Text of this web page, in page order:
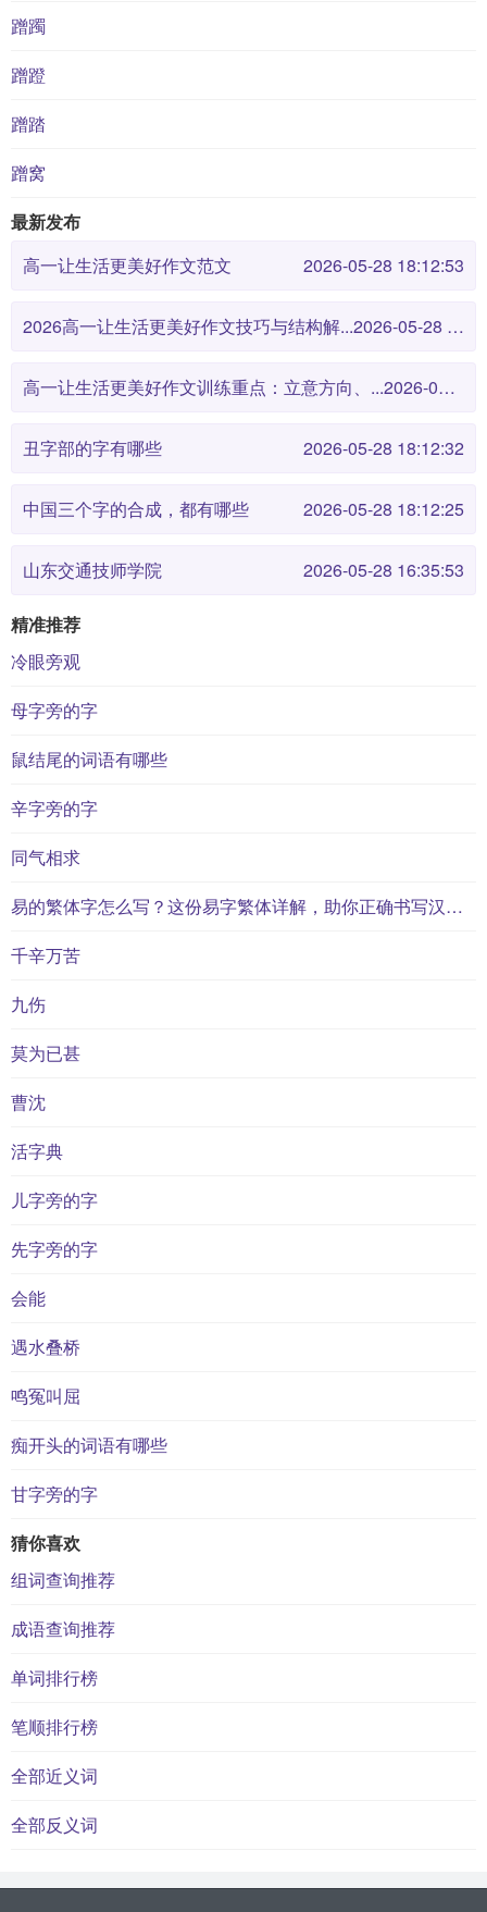
蹭躅
蹭蹬
蹭踏
蹭窝
最新发布
高一让生活更美好作文范文
2026-05-28 18:12:53
2026高一让生活更美好作文技巧与结构解... 2026-05-28 18:12:46
高一让生活更美好作文训练重点：立意方向、... 2026-05-28 18:12:38
丑字部的字有哪些 2026-05-28 18:12:32
中国三个字的合成，都有哪些 2026-05-28 18:12:25
山东交通技师学院 2026-05-28 16:35:53
精准推荐
冷眼旁观
母字旁的字
鼠结尾的词语有哪些
辛字旁的字
同气相求
易的繁体字怎么写？这份易字繁体详解，助你正确书写汉字_汉字繁体学习
千辛万苦
九伤
莫为已甚
曹沈
活字典
儿字旁的字
先字旁的字
会能
遇水叠桥
鸣冤叫屈
痴开头的词语有哪些
甘字旁的字
猜你喜欢
组词查询推荐
成语查询推荐
单词排行榜
笔顺排行榜
全部近义词
全部反义词